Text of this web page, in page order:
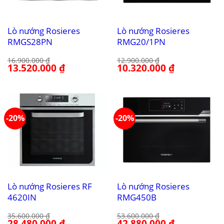
Lò nướng Rosieres
RMGS28PN
16.900.000₫
Giá
gốc
13.520.000₫Giá
hiện
13.520.000 ₫.
Lò nướng Rosieres
RMG20/1PN
12.900.000₫
Giá
gốc
10.320.000₫Giá
hiện
-20%
Lò nướng Rosieres RF
4620IN
35.600.000₫
Giá Giá
-20%
Lò nướng Rosieres
RMG450B
53.600.000₫
Giá Giá